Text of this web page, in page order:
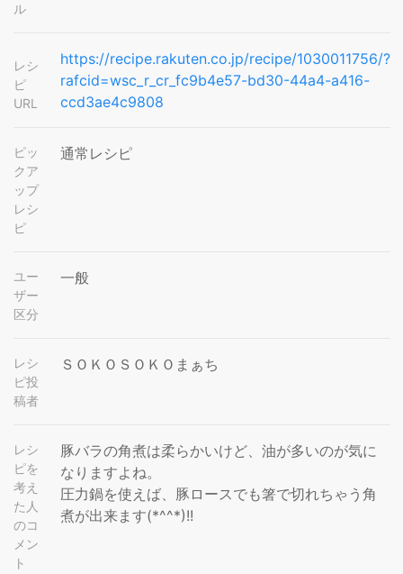
ル
レシ
ピ
URL
https://recipe.rakuten.co.jp/recipe/1030011756/?
rafcid=wsc_r_cr_fc9b4e57-bd30-44a4-a416-
ccd3ae4c9808
ピッ
クア
ップ
レシ
ピ
通常レシピ
ユー
ザー
区分
一般
レシ
ピ投
稿者
ＳＯＫＯＳＯＫＯまぁち
レシ
ピを
考え
た人
のコ
メン
ト
豚バラの角煮は柔らかいけど、油が多いのが気に
なりますよね。
圧力鍋を使えば、豚ロースでも箸で切れちゃう角
煮が出来ます(*^^*)!!